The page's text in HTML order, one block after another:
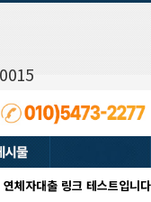
연체자대출 링크 테스트입니다